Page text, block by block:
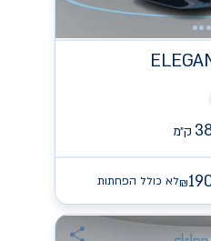
ק״מ
₪לא כולל הפחתות